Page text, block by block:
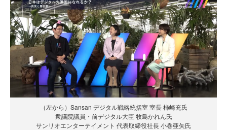
（左から）Sansan デジタル戦略統括室 室長 柿崎充氏
衆議院議員・前デジタル大臣 牧島かれん氏
サンリオエンターテイメント 代表取締役社長 小巻亜矢氏